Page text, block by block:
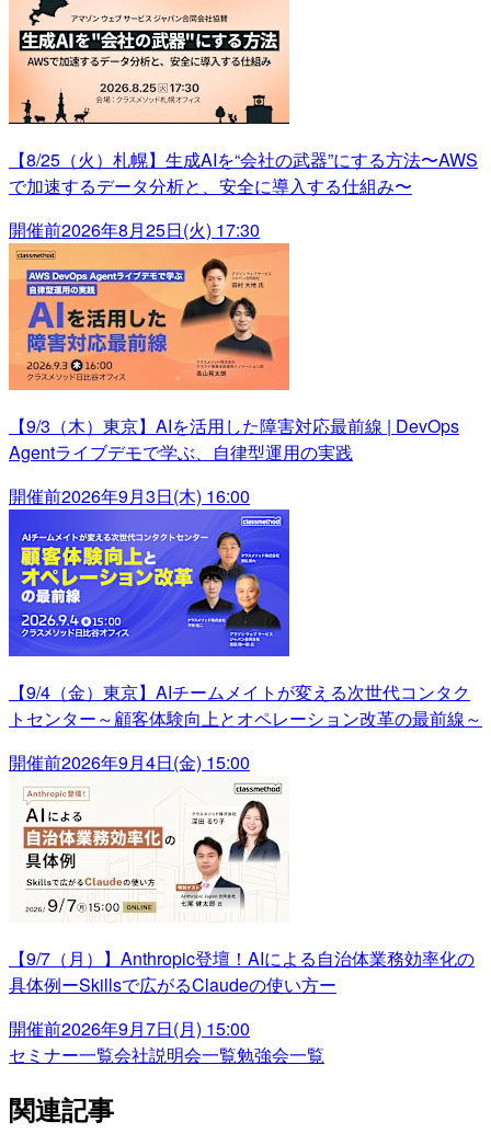
【8/25（火）札幌】生成AIを“会社の武器”にする方法〜AWS
で加速するデータ分析と、安全に導入する仕組み〜
開催前2026年8月25日(火) 17:30
【9/3（木）東京】AIを活用した障害対応最前線 | DevOps
Agentライブデモで学ぶ、自律型運用の実践
開催前2026年9月3日(木) 16:00
【9/4（金）東京】AIチームメイトが変える次世代コンタク
トセンター～顧客体験向上とオペレーション改革の最前線～
開催前2026年9月4日(金) 15:00
【9/7（月）】Anthropic登壇！AIによる自治体業務効率化の
具体例ーSkillsで広がるClaudeの使い方ー
開催前2026年9月7日(月) 15:00
セミナー一覧会社説明会一覧勉強会一覧
関連記事